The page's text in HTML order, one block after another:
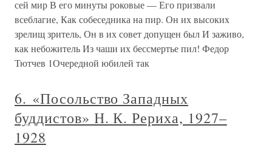
сей мир В его минуты роковые — Его призвали
всеблагие, Как собеседника на пир. Он их высоких
зрелищ зритель, Он в их совет допущен был И заживо,
как небожитель Из чаши их бессмертье пил! Федор
Тютчев 1Очередной юбилей так
6. «Посольство Западных
буддистов» Н. К. Рериха, 1927–
1928